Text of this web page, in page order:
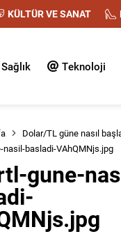
KÜLTÜR VE SANAT
Sağlık Teknoloji
Dolar/TL güne nasıl
nasil-basladi-VAhQMNjs.jpg
gune-